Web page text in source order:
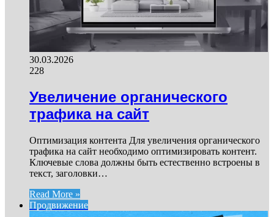
30.03.2026
228
Увеличение органического
трафика на сайт
Оптимизация контента Для увеличения органического
трафика на сайт необходимо оптимизировать контент.
Ключевые слова должны быть естественно встроены в
текст, заголовки…
Read More »
Продвижение